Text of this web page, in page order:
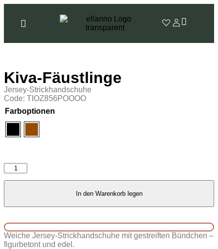
Kiva-Fäustlinge
Jersey-Strickhandschuhe
Code: TIOZ856POOOO
Farboptionen
In den Warenkorb legen
Weiche Jersey-Strickhandschuhe mit gestreiften Bündchen –
figurbetont und edel.